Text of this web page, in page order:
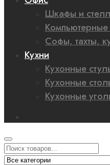
Шкафы и
Компьютерные
Софы, тахты,
Кухни
Кухонные
Кухонные
Кухонные